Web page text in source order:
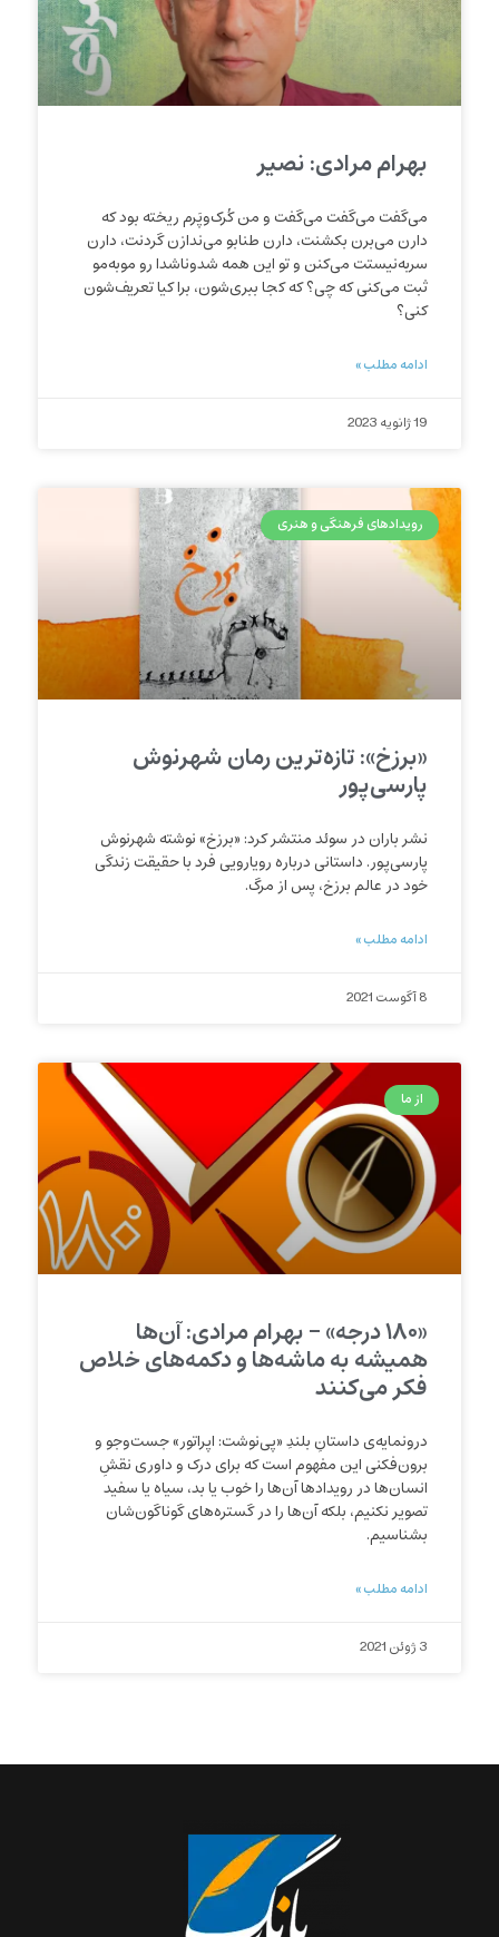
بهرام مرادی: نصیر
می‌گفت می‌گفت می‌گفت و من کُرک‌وپَرم ریخته بود که
دارن می‌برن بکشنت، دارن طنابو می‌ندازن گردنت، دارن
سربه‌نیستت می‌کنن و تو این همه شدوناشدا رو موبه‌مو
ثبت می‌کنی که چی؟ که کجا ببری‌شون، برا کیا تعریف‌شون
کنی؟
ادامه مطلب »
19 ژانویه 2023
رویدادهای فرهنگی و هنری
«برزخ»: تازه‌ترین رمان شهرنوش
پارسی‌پور
نشر باران در سوئد منتشر کرد: «برزخ» نوشته شهرنوش
پارسی‌پور. داستانی درباره رویارویی فرد با حقیقت زندگی
خود در عالم برزخ، پس از مرگ.
ادامه مطلب »
8 آگوست 2021
از ما
«۱۸۰ درجه» – بهرام مرادی: آن‌ها
همیشه به ماشه‌ها و دکمه‌های خلاص
فکر می‌کنند
درونمایه‌ی داستانِ بلندِ «پی‌نوشت: اپراتور» جست‌وجو و
برون‌فکنی این مفهوم است که برای درک و داوری نقشِ
انسان‌ها در رویدادها آن‌ها را خوب یا بد، سیاه یا سفید
تصویر نکنیم، بلکه آن‌ها را در گستره‌های گوناگون‌شان
بشناسیم.
ادامه مطلب »
3 ژوئن 2021